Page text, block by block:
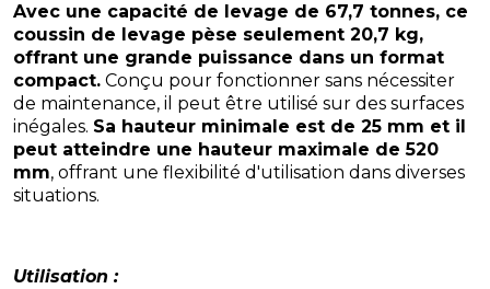
Avec une capacité de levage de 67,7 tonnes, ce
coussin de levage pèse seulement 20,7 kg,
offrant une grande puissance dans un format
compact. Conçu pour fonctionner sans nécessiter
de maintenance, il peut être utilisé sur des surfaces
inégales. Sa hauteur minimale est de 25 mm et il
peut atteindre une hauteur maximale de 520
mm, offrant une flexibilité d'utilisation dans diverses
situations.
Utilisation :